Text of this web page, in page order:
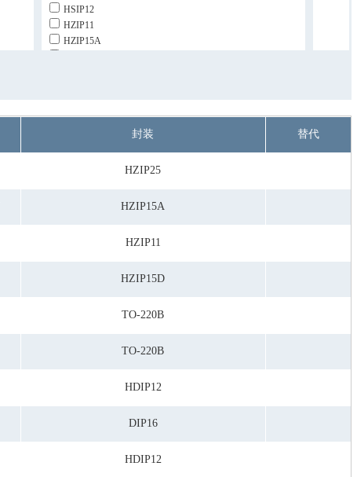
HSIP12
HZIP11
HZIP15A
TO-22029
TO-220Z9
封装 替代
HZIP25
HZIP15A
HZIP11
HZIP15D
TO-220B
TO-220B
HDIP12
DIP16
HDIP12